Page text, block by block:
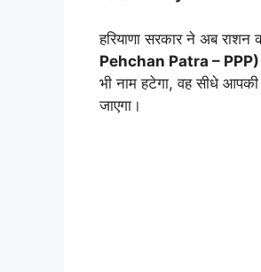
हरियाणा सरकार ने अब
Pehchan Patra – PPP)
भी नाम हटेगा, वह सीधे
जाएगा।